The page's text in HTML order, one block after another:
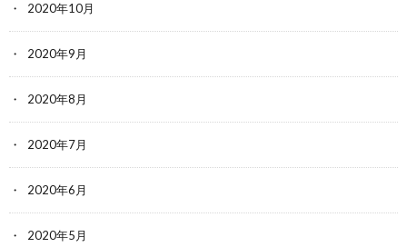
2020年10月
2020年9月
2020年8月
2020年7月
2020年6月
2020年5月